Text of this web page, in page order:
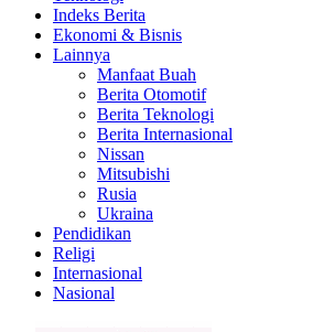
Indeks Berita
Ekonomi & Bisnis
Lainnya
Manfaat Buah
Berita Otomotif
Berita Teknologi
Berita Internasional
Nissan
Mitsubishi
Rusia
Ukraina
Pendidikan
Religi
Internasional
Nasional